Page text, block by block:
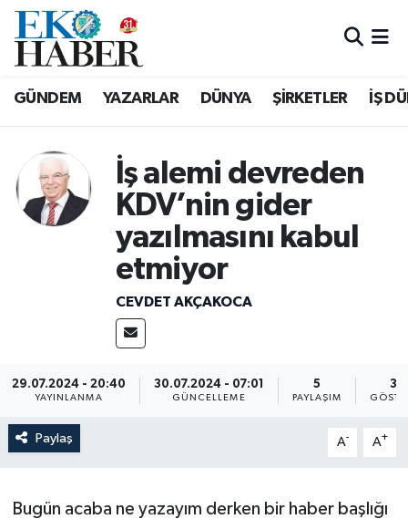
GÜNDEM YAZARLAR DÜNYA ŞİRKETLER İŞ
İş alemi devreden
KDV’nin gider
yazılmasını kabul
etmiyor
CEVDET AKÇAKOCA
29.07.2024 - 20:40
YAYINLANMA
30.07.2024 - 07:01
GÜNCELLEME
5
PAYLAŞIM
39
Paylaş A- A+
Bugün acaba ne yazayım derken bir haber başlığı
Hava Durumu
Süper Lig Puan Durumu ve Fikstür
Tüm Manşetler
Son Dakika Haberleri
Haber Arşivi